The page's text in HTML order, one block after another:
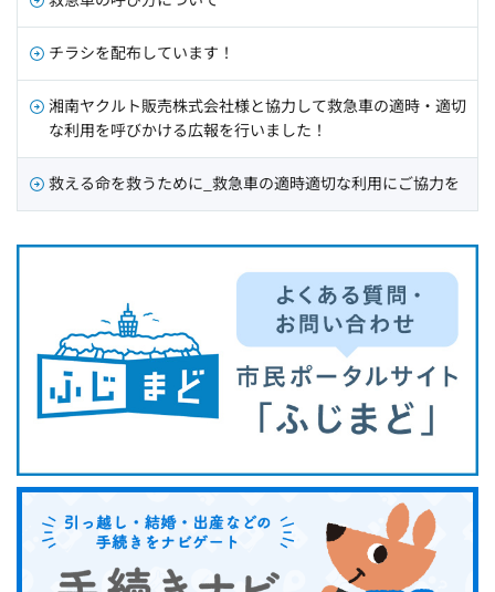
チラシを配布しています！
湘南ヤクルト販売株式会社様と協力して救急車の適時・適切
な利用を呼びかける広報を行いました！
救える命を救うために_救急車の適時適切な利用にご協力を